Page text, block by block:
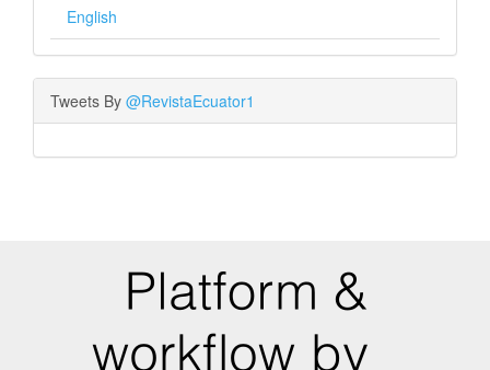
English
Tweets By @RevistaEcuator1